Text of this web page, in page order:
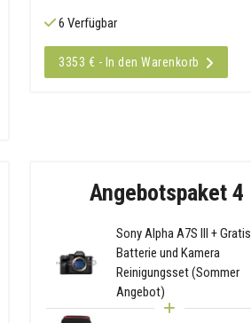
6 Verfügbar
3353 € - In den Warenkorb
Angebotspaket 4
Sony Alpha A7S III + Gratis
Batterie und Kamera
Reinigungsset (Sommer
Angebot)